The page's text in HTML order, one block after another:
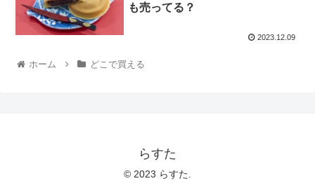
も売ってる？
2023.12.09
ホーム どこで買える
らすた
© 2023 らすた.